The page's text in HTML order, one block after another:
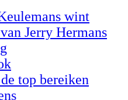
wint
Jerry Hermans
top bereiken